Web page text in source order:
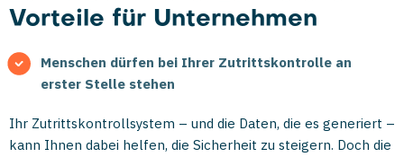
Vorteile für Unternehmen
Menschen dürfen bei Ihrer Zutrittskontrolle an
erster Stelle stehen
Ihr Zutrittskontrollsystem – und die Daten, die es generiert –
kann Ihnen dabei helfen, die Sicherheit zu steigern. Doch die